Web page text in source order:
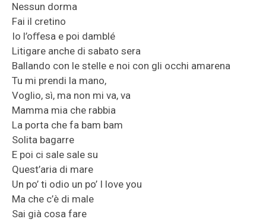
Nessun dorma
Fai il cretino
Io l’oﬀesa e poi damblé
Litigare anche di sabato sera
Ballando con le stelle e noi con gli occhi amarena
Tu mi prendi la mano,
Voglio, sì, ma non mi va, va
Mamma mia che rabbia
La porta che fa bam bam
Solita bagarre
E poi ci sale sale su
Quest’aria di mare
Un po’ ti odio un po’ I love you
Ma che c’è di male
Sai già cosa fare